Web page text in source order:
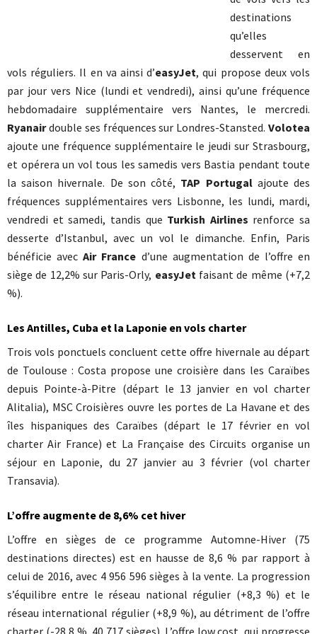
destinations
qu’elles
desservent en
vols réguliers. Il en va ainsi d’easyJet, qui propose deux vols
par jour vers Nice (lundi et vendredi), ainsi qu’une fréquence
hebdomadaire supplémentaire vers Nantes, le mercredi.
Ryanairdouble ses fréquences sur Londres-Stansted. Volotea
ajoute une fréquence supplémentaire le jeudi sur Strasbourg,
et opérera un vol tous les samedis vers Bastia pendant toute
la saison hivernale. De son côté, TAP Portugalajoute des
fréquences supplémentaires vers Lisbonne, les lundi, mardi,
vendredi et samedi, tandis que Turkish Airlines renforce sa
desserte d’Istanbul, avec un vol le dimanche. Enfin, Paris
bénéficie avecAir France d’une augmentation de l’offre en
siège de 12,2% sur Paris-Orly, easyJetfaisant de même (+7,2
%).
Les Antilles, Cuba et la Laponie en vols charter
Trois vols ponctuels concluent cette offre hivernale au départ
de Toulouse : Costa propose une croisière dans les Caraïbes
depuis Pointe-à-Pitre (départ le 13 janvier en vol charter
Alitalia), MSC Croisières ouvre les portes de La Havane et des
îles hispaniques des Caraïbes (départ le 17 février en vol
charter Air France) et La Française des Circuits organise un
séjour en Laponie, du 27 janvier au 3 février (vol charter
Transavia).
L’offre augmente de 8,6% cet hiver
L’offre en sièges de ce programme Automne-Hiver (75
destinations directes) est en hausse de 8,6 % par rapport à
celui de 2016, avec 4 956 596 sièges à la vente. La progression
s’équilibre entre le réseau national régulier (+8,3 %) et le
réseau international régulier (+8,9 %), au détriment de l’offre